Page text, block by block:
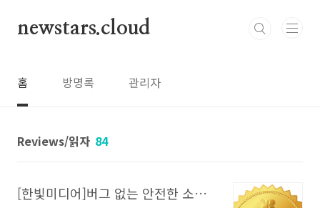
newstars.cloud
홈 방명록 관리자
Reviews/읽자 84
[한빛미디어]버그 없는 안전한 소프트웨어를 위한 CERT 자바 프로그래밍